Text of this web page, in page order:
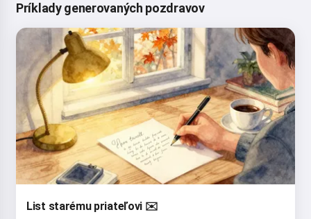
Príklady generovaných pozdravov
List starému priateľovi ✉️